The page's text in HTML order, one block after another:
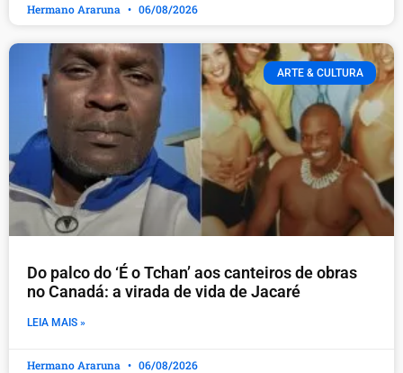
Hermano Araruna 06/08/2026
ARTE & CULTURA
Do palco do ‘É o Tchan’ aos canteiros de obras
no Canadá: a virada de vida de Jacaré
LEIA MAIS »
Hermano Araruna 06/08/2026